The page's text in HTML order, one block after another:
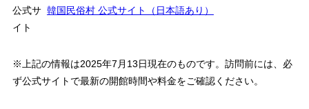
公式サ
イト
韓国民俗村 公式サイト（日本語あり）
※上記の情報は2025年7月13日現在のものです。訪問前には、必
ず公式サイトで最新の開館時間や料金をご確認ください。